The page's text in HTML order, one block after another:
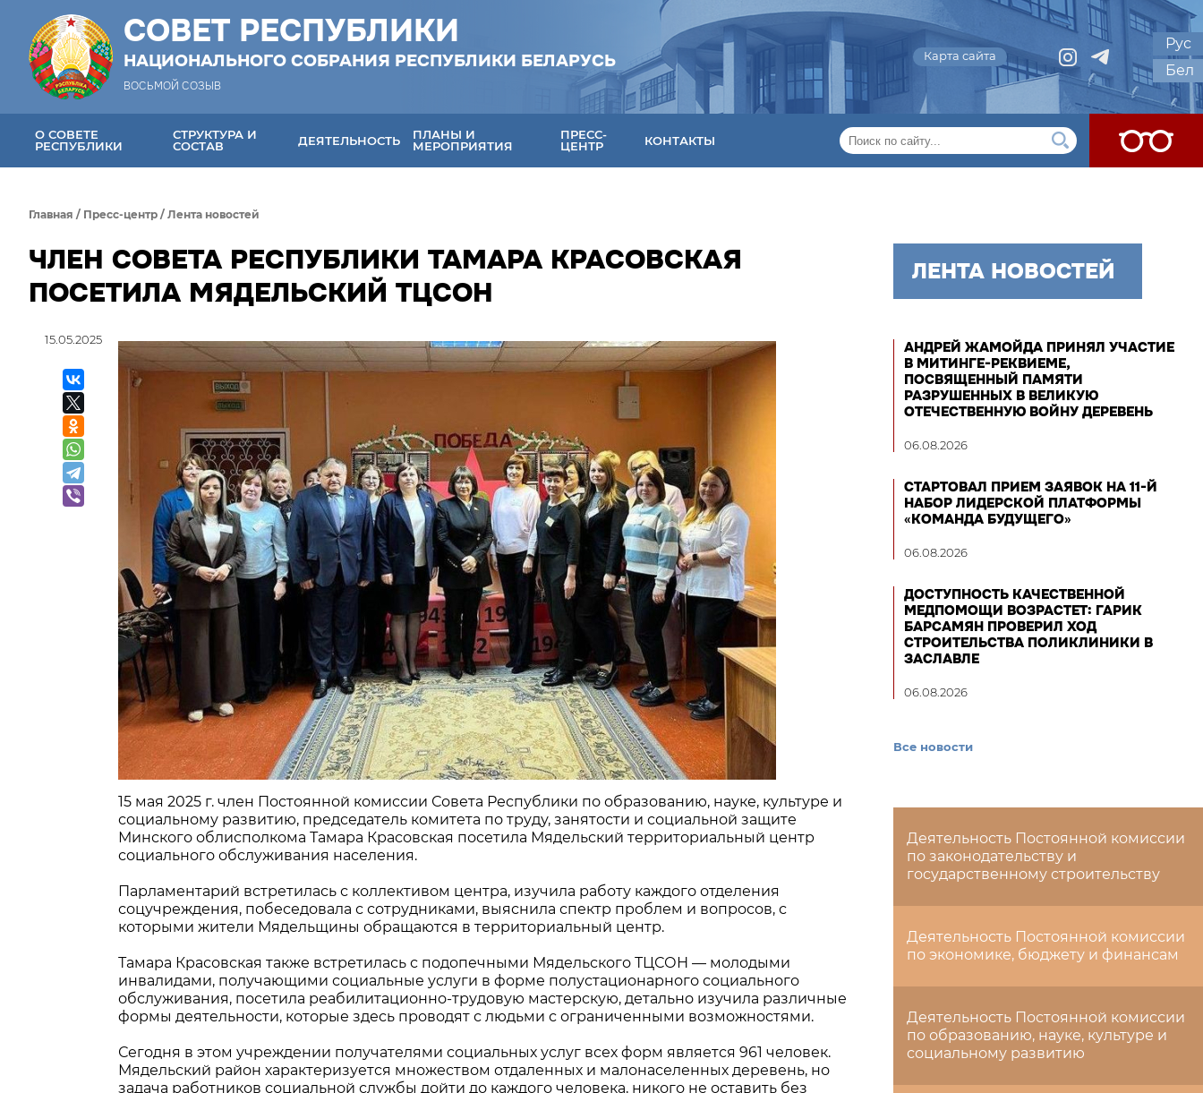
СОВЕТ РЕСПУБЛИКИ
НАЦИОНАЛЬНОГО СОБРАНИЯ РЕСПУБЛИКИ БЕЛАРУСЬ
ВОСЬМОЙ СОЗЫВ
Карта сайта
Рус
Бел
О СОВЕТЕ
РЕСПУБЛИКИ
СТРУКТУРА И
СОСТАВ
ДЕЯТЕЛЬНОСТЬ
ПЛАНЫ И
МЕРОПРИЯТИЯ
ПРЕСС-
ЦЕНТР
КОНТАКТЫ
Главная / Пресс-центр / Лента новостей
ЧЛЕН СОВЕТА РЕСПУБЛИКИ ТАМАРА КРАСОВСКАЯ
ПОСЕТИЛА МЯДЕЛЬСКИЙ ТЦСОН
15.05.2025
15 мая 2025 г. член Постоянной комиссии Совета Республики по образованию, науке, культуре и
социальному развитию, председатель комитета по труду, занятости и социальной защите
Минского облисполкома Тамара Красовская посетила Мядельский территориальный центр
социального обслуживания населения.
Парламентарий встретилась с коллективом центра, изучила работу каждого отделения
соцучреждения, побеседовала с сотрудниками, выяснила спектр проблем и вопросов, с
которыми жители Мядельщины обращаются в территориальный центр.
Тамара Красовская также встретилась с подопечными Мядельского ТЦСОН — молодыми
инвалидами, получающими социальные услуги в форме полустационарного социального
обслуживания, посетила реабилитационно-трудовую мастерскую, детально изучила различные
формы деятельности, которые здесь проводят с людьми с ограниченными возможностями.
Сегодня в этом учреждении получателями социальных услуг всех форм является 961 человек.
Мядельский район характеризуется множеством отдаленных и малонаселенных деревень, но
задача работников социальной службы дойти до каждого человека, никого не оставить без
ЛЕНТА НОВОСТЕЙ
АНДРЕЙ ЖАМОЙДА ПРИНЯЛ УЧАСТИЕ
В МИТИНГЕ-РЕКВИЕМЕ,
ПОСВЯЩЕННЫЙ ПАМЯТИ
РАЗРУШЕННЫХ В ВЕЛИКУЮ
ОТЕЧЕСТВЕННУЮ ВОЙНУ ДЕРЕВЕНЬ
06.08.2026
СТАРТОВАЛ ПРИЕМ ЗАЯВОК НА 11-Й
НАБОР ЛИДЕРСКОЙ ПЛАТФОРМЫ
«КОМАНДА БУДУЩЕГО»
06.08.2026
ДОСТУПНОСТЬ КАЧЕСТВЕННОЙ
МЕДПОМОЩИ ВОЗРАСТЕТ: ГАРИК
БАРСАМЯН ПРОВЕРИЛ ХОД
СТРОИТЕЛЬСТВА ПОЛИКЛИНИКИ В
ЗАСЛАВЛЕ
06.08.2026
Все новости
Деятельность Постоянной комиссии
по законодательству и
государственному строительству
Деятельность Постоянной комиссии
по экономике, бюджету и финансам
Деятельность Постоянной комиссии
по образованию, науке, культуре и
социальному развитию